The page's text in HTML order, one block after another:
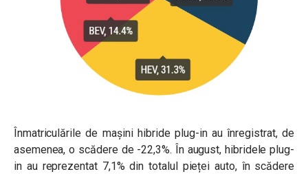
Înmatriculările de mașini hibride plug-in au înregistrat, de
asemenea, o scădere de -22,3%. În august, hibridele plug-
in au reprezentat 7,1% din totalul pieței auto, în scădere